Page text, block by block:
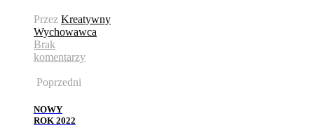
Przez Kreatywny
Wychowawca
Brak
komentarzy
Poprzedni
NOWY
ROK 2022